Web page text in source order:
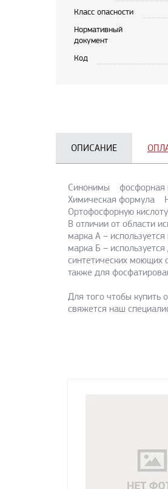
Класс опасности
Нормативный
документ
Код
ОПИСАНИЕ
Синонимы фосфорная
Химическая формула
Ортофосфорную
В отличии от области
марка А –
марка Б –
синтетических моющих
также для
Для того чтобы купить
свяжется наш